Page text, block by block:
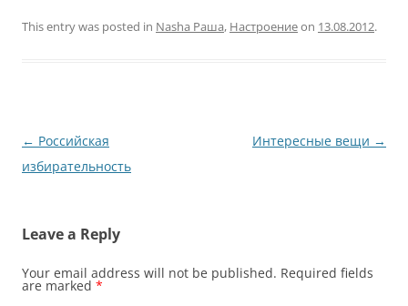
This entry was posted in Nasha Раша, Настроениеon 13.08.2012.
Post
navigation
← Российская
избирательность
Интересные вещи →
Leave a Reply
Your email address will not be published. Required fields
are marked *